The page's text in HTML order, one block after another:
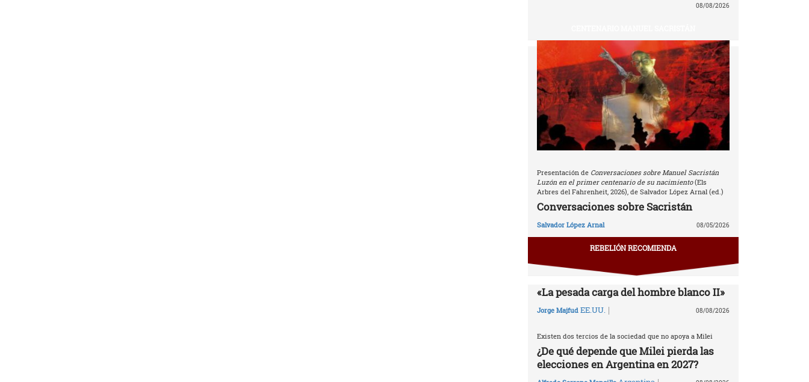
08/08/2026
Presentación de Conversaciones sobre Manuel Sacristán
Luzón en el primer centenario de su nacimiento(Els
Arbres del Fahrenheit, 2026), de Salvador López Arnal (ed.)
Conversaciones sobre Sacristán
Salvador López Arnal 08/05/2026
REBELIÓN RECOMIENDA
«La pesada carga del hombre blanco II»
Jorge Majfud EE.UU. | 08/08/2026
Existen dos tercios de la sociedad que no apoya a Milei
¿De qué depende que Milei pierda las
elecciones en Argentina en 2027?